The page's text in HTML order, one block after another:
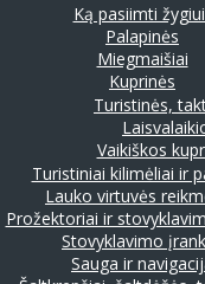
Ką pasiimti
Palapinės
Miegmaišiai
Kuprinės
Turistinės,
Vaikiškos
Turistiniai kilimėliai ir
Lauko virtuvės
Prožektoriai ir
Stovyklavimo
Sauga ir